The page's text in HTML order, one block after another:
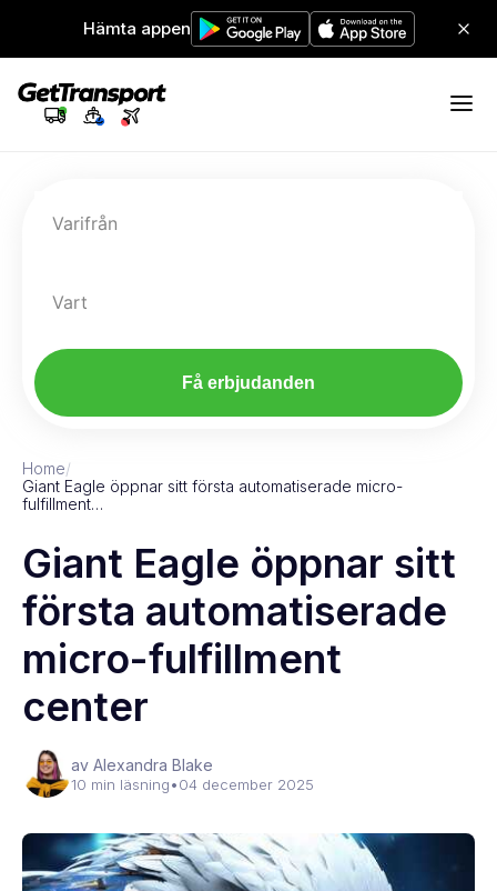
Hämta appen
Varifrån
Vart
Få erbjudanden
Home/
Giant Eagle öppnar sitt första automatiserade micro-
fulfillment…
Giant Eagle öppnar sitt
första automatiserade
micro-fulfillment
center
av Alexandra Blake
10 min läsning•04 december 2025